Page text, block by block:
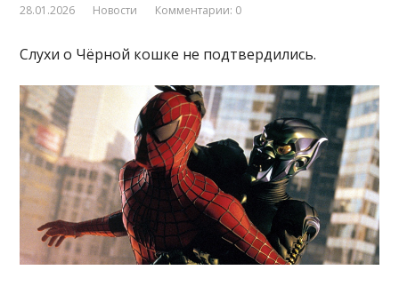
28.01.2026 Новости Комментарии: 0
Слухи о Чёрной кошке не подтвердились.